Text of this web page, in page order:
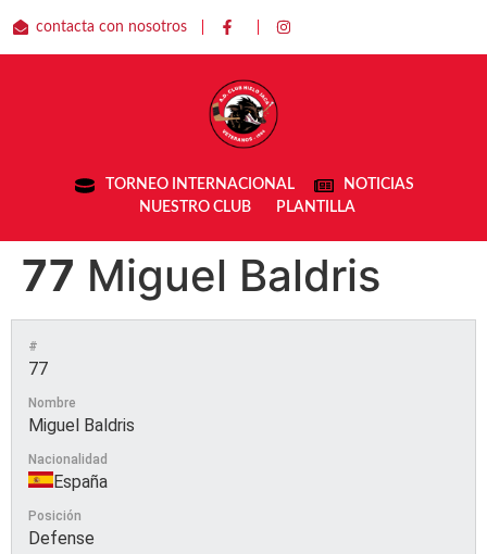
contacta con nosotros
TORNEO INTERNACIONAL
NOTICIAS
NUESTRO CLUB
PLANTILLA
77 Miguel Baldris
#
77
Nombre
Miguel Baldris
Nacionalidad
España
Posición
Defense